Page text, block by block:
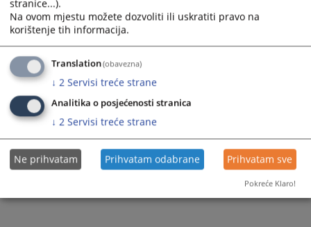
Press
the
question
mark
key
to
get
the
shortcuts
for
Press
the
key
to
get
the
shortcuts
for
stranice...).
Na ovom mjestu možete dozvoliti ili uskratiti pravo na
korištenje tih informacija.
Translation(obavezna)
↓ 2 Servisi treće strane
Analitika o posjećenosti stranica
↓ 2 Servisi treće strane
Ne prihvatam Prihvatam odabrane Prihvatam sve
Pokreće Klaro!